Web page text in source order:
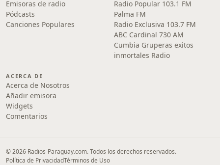
Emisoras de radio
Pódcasts
Canciones Populares
Radio Popular 103.1 FM
Palma FM
Radio Exclusiva 103.7 FM
ABC Cardinal 730 AM
Cumbia Gruperas exitos
inmortales Radio
ACERCA DE
Acerca de Nosotros
Añadir emisora
Widgets
Comentarios
© 2026 Radios-Paraguay.com. Todos los derechos reservados.
Política de PrivacidadTérminos de Uso